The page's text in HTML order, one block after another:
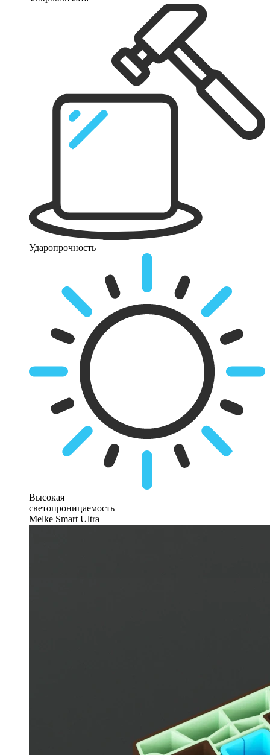
Ударопрочность
Высокая
светопроницаемость
Melke Smart Ultra